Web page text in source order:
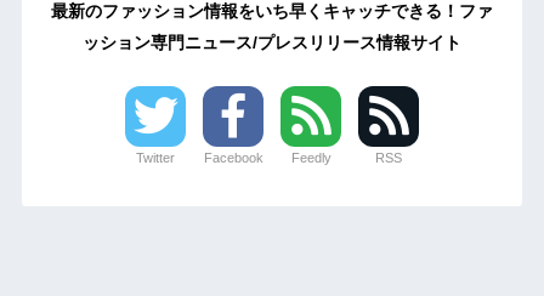
最新のファッション情報をいち早くキャッチできる！ファ
ッション専門ニュース/プレスリリース情報サイト
Twitter Facebook Feedly RSS